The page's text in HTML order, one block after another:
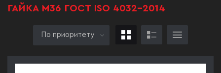
ГАЙКА М36 ГОСТ ISO 4032-2014
По приоритету